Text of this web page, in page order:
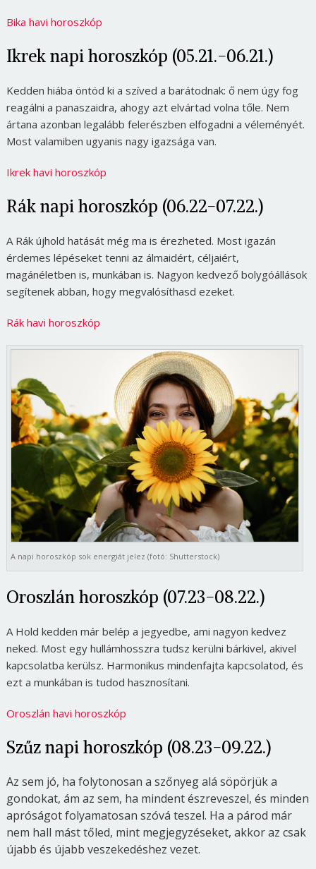
Bika havi horoszkóp
Ikrek napi horoszkóp (05.21.-06.21.)
Kedden hiába öntöd ki a szíved a barátodnak: ő nem úgy fog
reagálni a panaszaidra, ahogy azt elvártad volna tőle. Nem
ártana azonban legalább felerészben elfogadni a véleményét.
Most valamiben ugyanis nagy igazsága van.
Ikrek havi horoszkóp
Rák napi horoszkóp (06.22-07.22.)
A Rák újhold hatását még ma is érezheted. Most igazán
érdemes lépéseket tenni az álmaidért, céljaiért,
magánéletben is, munkában is. Nagyon kedvező bolygóállások
segítenek abban, hogy megvalósíthasd ezeket.
Rák havi horoszkóp
A napi horoszkóp sok energiát jelez (fotó: Shutterstock)
Oroszlán horoszkóp (07.23-08.22.)
A Hold kedden már belép a jegyedbe, ami nagyon kedvez
neked. Most egy hullámhosszra tudsz kerülni bárkivel, akivel
kapcsolatba kerülsz. Harmonikus mindenfajta kapcsolatod, és
ezt a munkában is tudod hasznosítani.
Oroszlán havi horoszkóp
Szűz napi horoszkóp (08.23-09.22.)
Az sem jó, ha folytonosan a szőnyeg alá söpörjük a
gondokat, ám az sem, ha mindent észreveszel, és minden
apróságot folyamatosan szóvá teszel. Ha a párod már
nem hall mást tőled, mint megjegyzéseket, akkor az csak
újabb és újabb veszekedéshez vezet.